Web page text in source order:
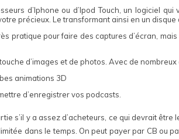
d’Iphone ou d’Ipod Touch, un logiciel
précieux. Le transformant ainsi en un disque
pratique pour faire des captures d’écran,
d’images et de photos. Avec de
animations 3D
d’enregistrer vos podcasts.
s’il y a assez d’acheteurs, ce qui devrait être
dans le temps. On peut payer par CB ou